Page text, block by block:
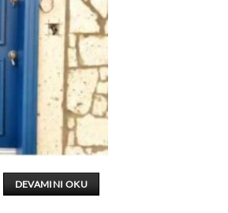
DEVAMINI OKU